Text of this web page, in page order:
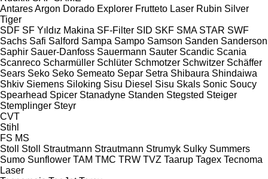
AntaresArgon Dorado Explorer Frutteto Laser Rubin Silver
Tiger
SDF SF Yıldız Makina SF-Filter SID SKF SMA STAR SWF
Sachs Safi Salford Sampa Sampo Samson Sanden Sanderson
Saphir Sauer-Danfoss Sauermann Sauter Scandic Scania
Scanreco Scharmüller Schlüter Schmotzer Schwitzer Schäffer
Sears Seko Seko Semeato Separ Setra Shibaura Shindaiwa
Shkiv Siemens Siloking Sisu Diesel Sisu Skals Sonic Soucy
Spearhead Spicer Stanadyne Standen Stegsted Steiger
Stemplinger Steyr
CVT
Stihl
FS MS
Stoll
Stoll Strautmann Strautmann Strumyk Sulky Summers
Sumo Sunflower TAM TMC TRW TVZ Taarup Tagex Tecnoma
Laser